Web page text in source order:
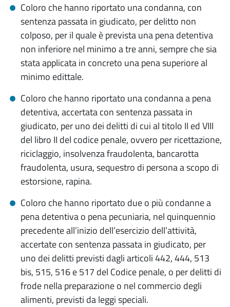
Coloro che hanno riportato una condanna, con
sentenza passata in giudicato, per delitto non
colposo, per il quale è prevista una pena detentiva
non inferiore nel minimo a tre anni, sempre che sia
stata applicata in concreto una pena superiore al
minimo edittale.
Coloro che hanno riportato una condanna a pena
detentiva, accertata con sentenza passata in
giudicato, per uno dei delitti di cui al titolo II ed VIII
del libro II del codice penale, ovvero per ricettazione,
riciclaggio, insolvenza fraudolenta, bancarotta
fraudolenta, usura, sequestro di persona a scopo di
estorsione, rapina.
Coloro che hanno riportato due o più condanne a
pena detentiva o pena pecuniaria, nel quinquennio
precedente all’inizio dell’esercizio dell’attività,
accertate con sentenza passata in giudicato, per
uno dei delitti previsti dagli articoli 442, 444, 513
bis, 515, 516 e 517 del Codice penale, o per delitti di
frode nella preparazione o nel commercio degli
alimenti, previsti da leggi speciali.